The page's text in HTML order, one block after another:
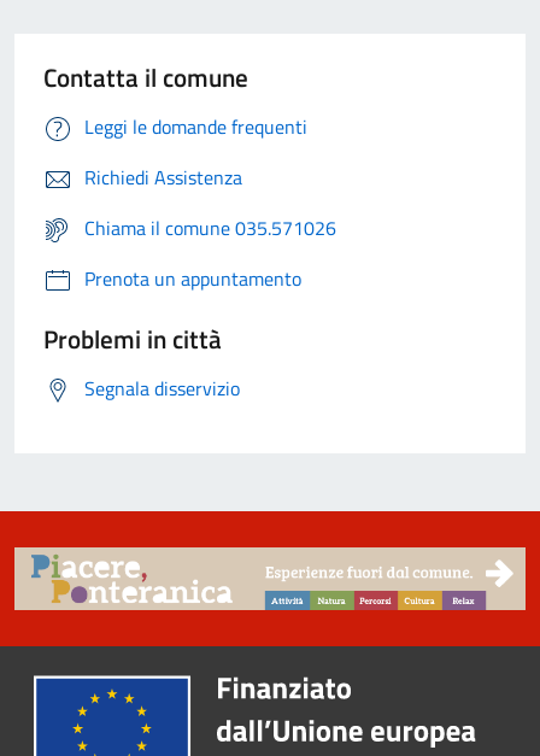
Contatta il comune
Leggi le domande frequenti
Richiedi Assistenza
Chiama il comune 035.571026
Prenota un appuntamento
Problemi in città
Segnala disservizio